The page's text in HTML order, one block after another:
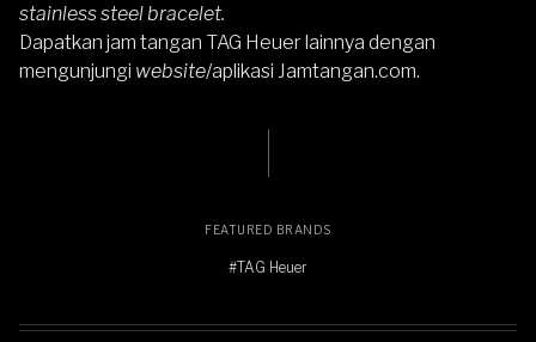
stainless steel bracelet.
Dapatkan jam tangan TAG Heuer lainnya dengan
mengunjungi website/aplikasi Jamtangan.com.
FEATURED BRANDS
#TAG Heuer